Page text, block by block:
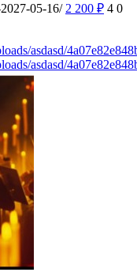
05-16/ 2 200 ₽ 4 0
asdasd/
asdasd/